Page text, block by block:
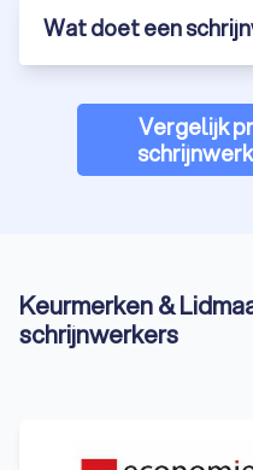
Wat doet een
Vergelijk
Keurmerken &
schrijnwerkers